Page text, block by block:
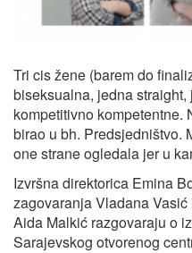
Tri cis žene (barem do
biseksualna, jedna
kompetitivno kompetentne.
birao u bh. Predsjedništvo.
one strane ogledala jer u
Izvršna direktorica Emina
zagovaranja Vladana
Aida Malkić razgovaraju o
Sarajevskog otvorenog